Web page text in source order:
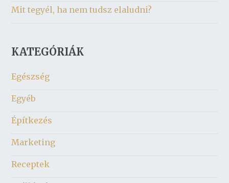
Mit tegyél, ha nem tudsz elaludni?
KATEGÓRIÁK
Egészség
Egyéb
Építkezés
Marketing
Receptek